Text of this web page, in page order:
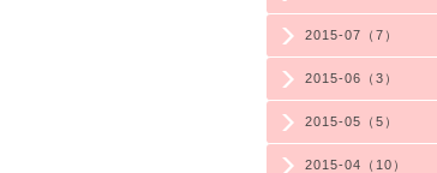
2015-07（7）
2015-06（3）
2015-05（5）
2015-04（10）